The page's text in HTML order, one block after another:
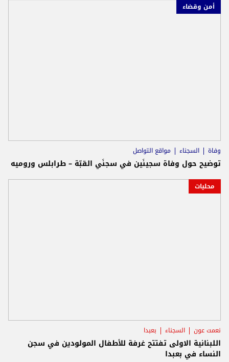
أمن وقضاء
وفاة السجناء مواقع التواصل
توضيح حول وفاة سجينَين في سجنَي القبّة – طرابلس وروميه
محليات
نعمت عون السجناء بعبدا
اللبنانية الاولى تفتتح غرفة للأطفال المولودين في سجن
النساء في بعبدا